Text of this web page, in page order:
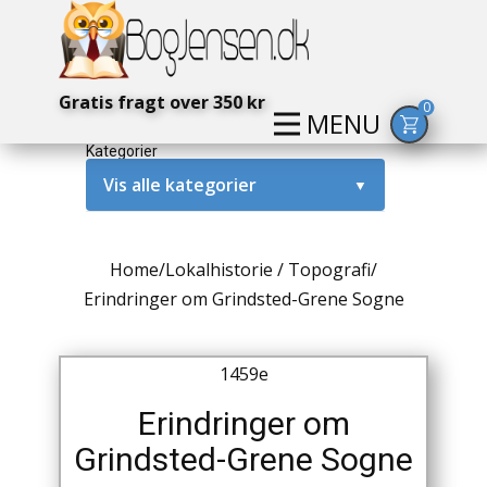
MENU
Gratis fragt over 350 kr 0
Kategorier
Vis alle kategorier ▼
Amerika / USA
Antikke / Specielle Bøger
Antikviteter
Home/Lokalhistorie / Topografi/
Erindringer om Grindsted-Grene Sogne
1459e
Erindringer om
Grindsted-Grene Sogne